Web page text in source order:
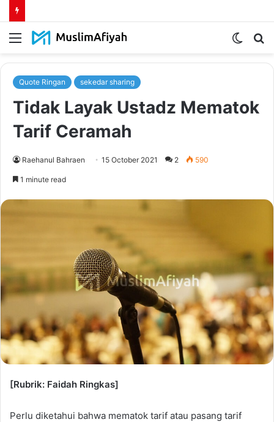
Menu
Switch
Quote Ringan sekedar sharing
Tidak Layak Ustadz Mematok
Tarif Ceramah
Raehanul Bahraen 15 October 2021 2 590
1 minute read
[Rubrik: Faidah Ringkas]
Perlu diketahui bahwa mematok tarif atau pasang tarif